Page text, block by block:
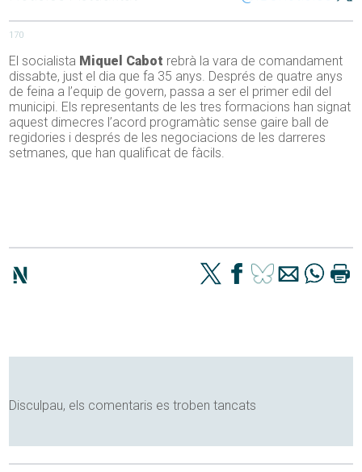
170
El socialista Miquel Cabot rebrà la vara de comandament
dissabte, just el dia que fa 35 anys. Després de quatre anys
de feina a l’equip de govern, passa a ser el primer edil del
municipi. Els representants de les tres formacions han signat
aquest dimecres l’acord programàtic sense gaire ball de
regidories i després de les negociacions de les darreres
setmanes, que han qualificat de fàcils.
Disculpau, els comentaris es troben tancats